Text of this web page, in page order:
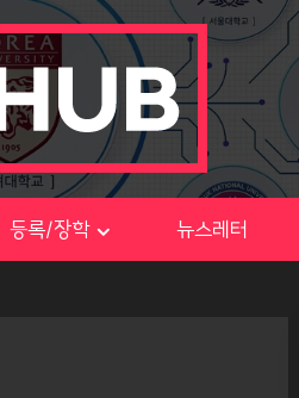
등록/장학 뉴스레터